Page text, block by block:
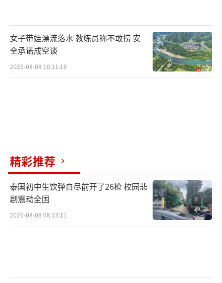
女子带娃漂流落水 教练员称不敢捞 安
全承诺成空谈
2026-08-08 10:11:18
精彩推荐
泰国初中生饮弹自尽前开了26枪 校园悲
剧震动全国
2026-08-08 08:13:11